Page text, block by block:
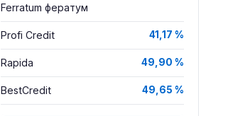
Ferratum фератум
Profi Credit 41,17 %
Rapida 49,90 %
BestCredit 49,65 %